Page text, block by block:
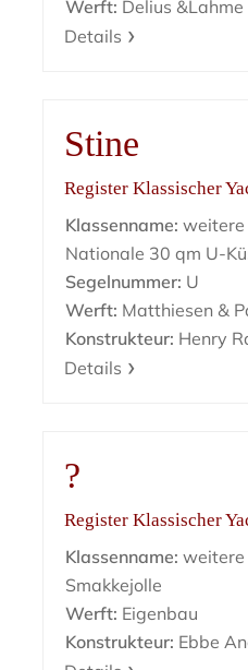
Werft: Delius &Lahme
Details
Stine
Register Klassischer
Klassenname: weitere
Nationale 30 qm U-
Segelnummer: U
Werft: Matthiesen &
Konstrukteur: Henry
Details
?
Register Klassischer
Klassenname: weitere
Smakkejolle
Werft: Eigenbau
Konstrukteur: Ebbe